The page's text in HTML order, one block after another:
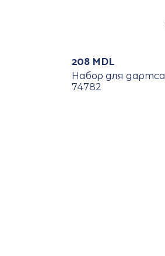
208 MDL
Набор для дартса
74782